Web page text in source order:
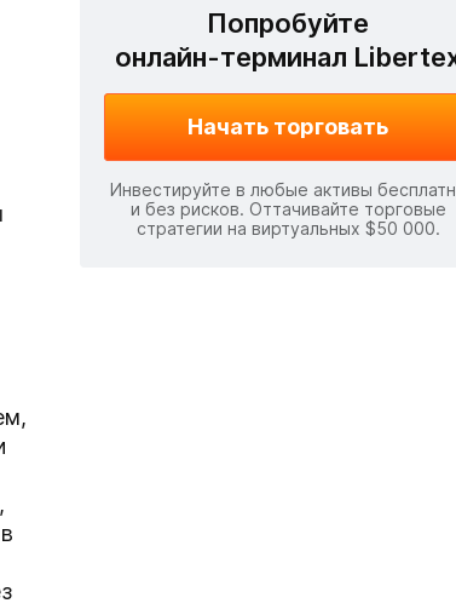
Попробуйте
онлайн-терминал
Начать торговать
Инвестируйте в любые активы
и без рисков. Оттачивайте торговые
стратегии на виртуальных $50 000.